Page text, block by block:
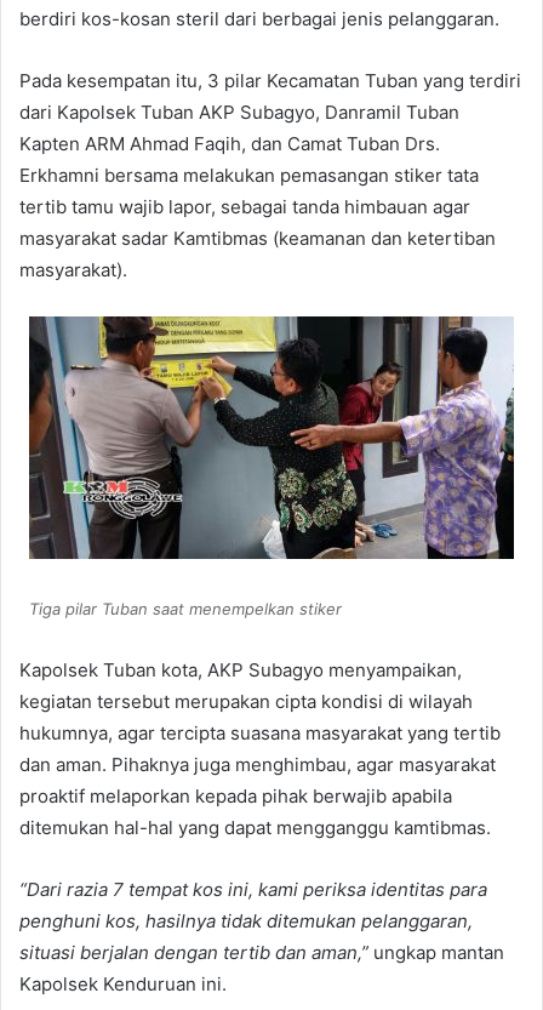
berdiri kos-kosan steril dari berbagai jenis pelanggaran.
Pada kesempatan itu, 3 pilar Kecamatan Tuban yang terdiri
dari Kapolsek Tuban AKP Subagyo, Danramil Tuban
Kapten ARM Ahmad Faqih, dan Camat Tuban Drs.
Erkhamni bersama melakukan pemasangan stiker tata
tertib tamu wajib lapor, sebagai tanda himbauan agar
masyarakat sadar Kamtibmas (keamanan dan ketertiban
masyarakat).
Tiga pilar Tuban saat menempelkan stiker
Kapolsek Tuban kota, AKP Subagyo menyampaikan,
kegiatan tersebut merupakan cipta kondisi di wilayah
hukumnya, agar tercipta suasana masyarakat yang tertib
dan aman. Pihaknya juga menghimbau, agar masyarakat
proaktif melaporkan kepada pihak berwajib apabila
ditemukan hal-hal yang dapat mengganggu kamtibmas.
“Dari razia 7 tempat kos ini, kami periksa identitas para
penghuni kos, hasilnya tidak ditemukan pelanggaran,
situasi berjalan dengan tertib dan aman,” ungkap mantan
Kapolsek Kenduruan ini.